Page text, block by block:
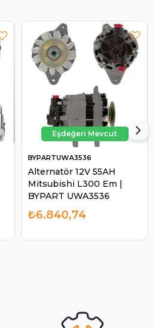
Alternatör 12V 55AH
Mitsubishi L300 Em |
BYPART UWA3536
BYPARTUWA3536
₺6.840,74